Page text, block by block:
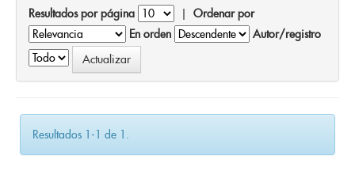
Resultados por página | Ordenar por
En orden
Autor/registro
Resultados 1-1 de 1.